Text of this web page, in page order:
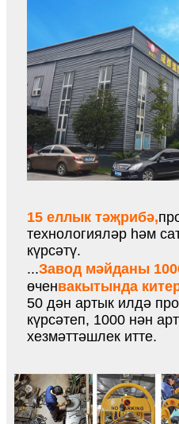
15 еллык тәҗрибә,
технологияләр һәм
күрсәтү.
...Завод мәйданы
өченвакытында
50 дән артык илдә
күрсәтеп, 1000 нән
хезмәттәшлек итте.